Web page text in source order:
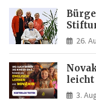
26.
leicht
3.